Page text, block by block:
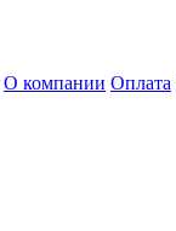
О компании Оплата